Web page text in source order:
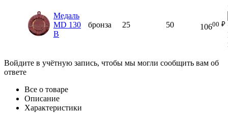
Медаль
MD 130
B
бронза 25 50 10600 ₽
Войдите в учётную запись, чтобы мы могли сообщить вам об
ответе
Все о товаре
Описание
Характеристики